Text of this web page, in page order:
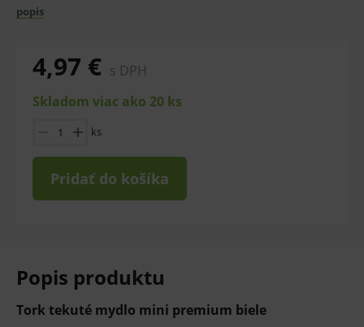
popis
4,97 € s DPH
Skladom viac ako 20 ks
ks
Pridať do košíka
Popis produktu
Tork tekuté mydlo mini premium biele